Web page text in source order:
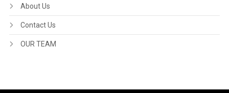
About Us
Contact Us
OUR TEAM